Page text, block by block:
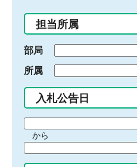
入
力
担当所属
部局
所属
入札公告日
間
始
から
間